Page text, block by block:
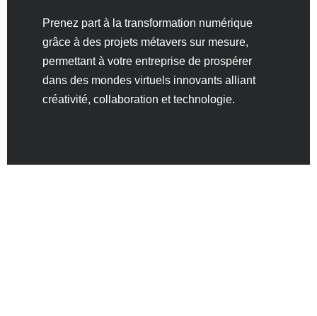
Prenez part à la transformation numérique
grâce à des projets métavers sur mesure,
permettant à votre entreprise de prospérer
dans des mondes virtuels innovants alliant
créativité, collaboration et technologie.